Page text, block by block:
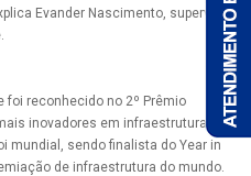
Evander Nascimento, supervisor
foi reconhecido no 2º Prêmio
inovadores em infraestrutura no
mundial, sendo finalista do Year in
de infraestrutura do mundo.